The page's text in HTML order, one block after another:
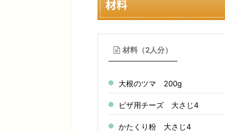
材料
材料（2人分）
大根のツマ 200g
ピザ用チーズ 大さじ4
かたくり粉 大さじ4